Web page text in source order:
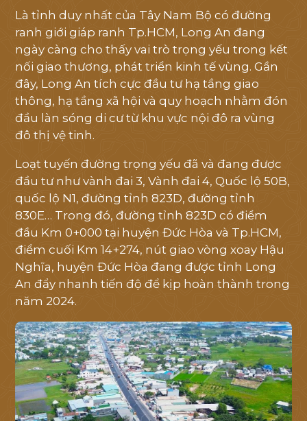
Là tỉnh duy nhất của Tây Nam Bộ có đường
ranh giới giáp ranh Tp.HCM, Long An đang
ngày càng cho thấy vai trò trọng yếu trong kết
nối giao thương, phát triển kinh tế vùng. Gần
đây, Long An tích cực đầu tư hạ tầng giao
thông, hạ tầng xã hội và quy hoạch nhằm đón
đầu làn sóng di cư từ khu vực nội đô ra vùng
đô thị vệ tinh.
Loạt tuyến đường trọng yếu đã và đang được
đầu tư như vành đai 3, Vành đai 4, Quốc lộ 50B,
quốc lộ N1, đường tỉnh 823D, đường tỉnh
830E… Trong đó, đường tỉnh 823D có điểm
đầu Km 0+000 tại huyện Đức Hòa và Tp.HCM,
điểm cuối Km 14+274, nút giao vòng xoay Hậu
Nghĩa, huyện Đức Hòa đang được tỉnh Long
An đẩy nhanh tiến độ để kịp hoàn thành trong
năm 2024.
để
lại
thông
tin
liên
hệ
để
chúng
tôi
hỗ
trợ
tốt
nhất